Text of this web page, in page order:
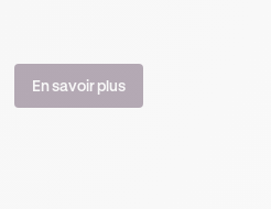
En savoir plus